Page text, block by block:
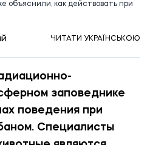
объяснили, как действовать при
ЧИТАТИ УКРАЇНСЬКОЮ
заповеднике
поведения при
Специалисты